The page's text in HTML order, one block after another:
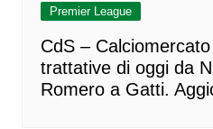
Premier League
CdS –
trattative di oggi da
Romero a Gatti.